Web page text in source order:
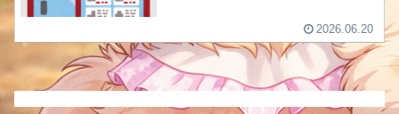
2026.06.20